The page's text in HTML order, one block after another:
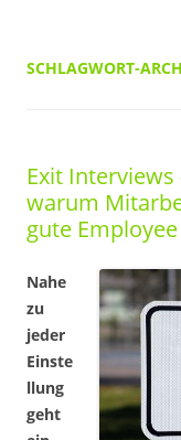
SCHLAGWORT-
Exit
warum
gute
Nahe
zu
jeder
Einste
llung
geht